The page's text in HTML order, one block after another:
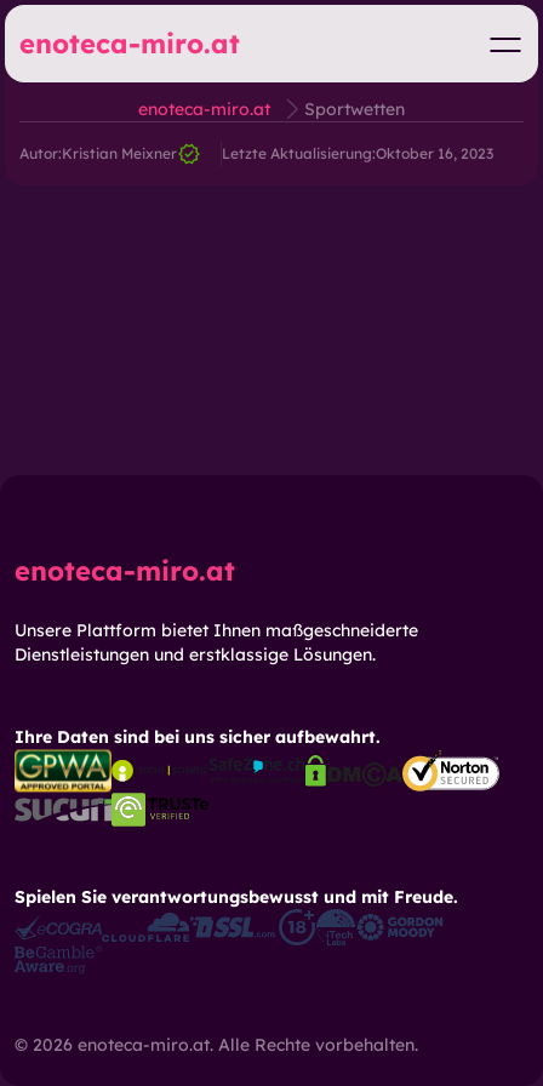
enoteca-miro.at
enoteca-miro.at Sportwetten
Autor:Kristian Meixner Letzte Aktualisierung:Oktober 16, 2023
enoteca-miro.at
Unsere Plattform bietet Ihnen maßgeschneiderte
Dienstleistungen und erstklassige Lösungen.
Ihre Daten sind bei uns sicher aufbewahrt.
Spielen Sie verantwortungsbewusst und mit Freude.
© 2026 enoteca-miro.at. Alle Rechte vorbehalten.